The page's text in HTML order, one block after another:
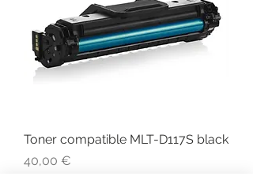
Toner compatible MLT-D117S black
Prix
40,00 €